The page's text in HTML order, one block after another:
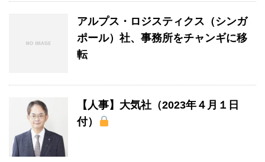
アルプス・ロジスティクス（シンガ
ポール）社、事務所をチャンギに移
転
【人事】大気社（2023年４月１日
付）